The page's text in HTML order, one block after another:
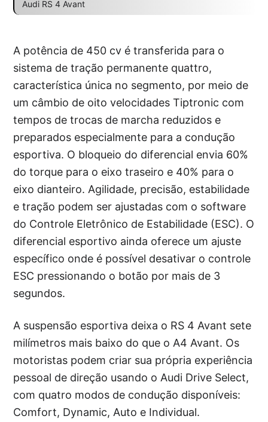
Audi RS 4 Avant
A potência de 450 cv é transferida para o
sistema de tração permanente quattro,
característica única no segmento, por meio de
um câmbio de oito velocidades Tiptronic com
tempos de trocas de marcha reduzidos e
preparados especialmente para a condução
esportiva. O bloqueio do diferencial envia 60%
do torque para o eixo traseiro e 40% para o
eixo dianteiro. Agilidade, precisão, estabilidade
e tração podem ser ajustadas com o software
do Controle Eletrônico de Estabilidade (ESC). O
diferencial esportivo ainda oferece um ajuste
específico onde é possível desativar o controle
ESC pressionando o botão por mais de 3
segundos.
A suspensão esportiva deixa o RS 4 Avant sete
milímetros mais baixo do que o A4 Avant. Os
motoristas podem criar sua própria experiência
pessoal de direção usando o Audi Drive Select,
com quatro modos de condução disponíveis:
Comfort, Dynamic, Auto e Individual.